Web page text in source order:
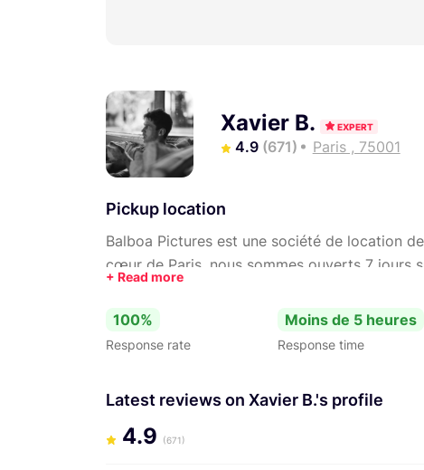
Xavier B. EXPERT
4.9 (671) Paris , 75001
Pickup location
Balboa Pictures est une société de location
cœur de Paris, nous sommes ouverts 7 jours
Coté photo et vidéo, nous nous sommes
cameras Sony FF et près de 50 objectifs
cinéma fiction et documentaire par notre
100%
Response rate
Moins de 5 heures
Response time
Latest reviews on Xavier B.'s profile
4.9 (671)